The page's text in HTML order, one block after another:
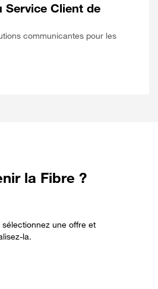
Service Client de
communicantes pour les
la Fibre ?
sélectionnez une offre et
la.